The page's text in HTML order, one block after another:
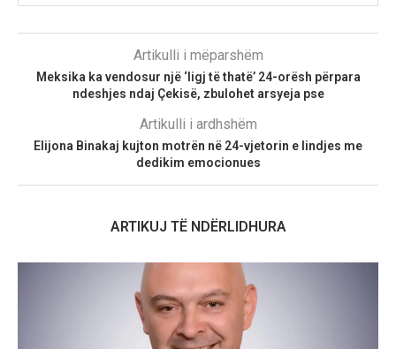
Artikulli i mëparshëm
Meksika ka vendosur një ‘ligj të thatë’ 24-orësh përpara
ndeshjes ndaj Çekisë, zbulohet arsyeja pse
Artikulli i ardhshëm
Elijona Binakaj kujton motrën në 24-vjetorin e lindjes me
dedikim emocionues
ARTIKUJ TË NDËRLIDHURA